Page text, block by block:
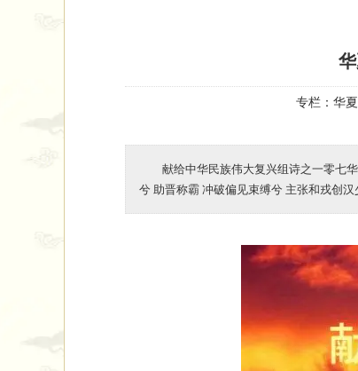
专栏： 华
献给中华民族伟大复兴组诗之一零七
兮 助晋称霸 冲破偏见束缚兮 主张和戎创汉